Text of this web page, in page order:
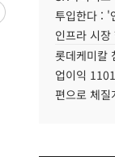
투입한다 : '
인프라 시장
롯데케미칼
업이익
편으로 체질